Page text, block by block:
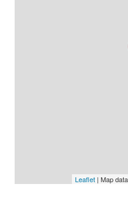
Leaflet| Map